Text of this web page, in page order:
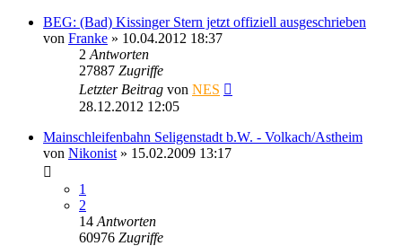
BEG: (Bad) Kissinger Stern jetzt offiziell ausgeschrieben
von Franke » 10.04.2012 18:37
2 Antworten
27887 Zugriffe
Letzter Beitrag von NES
28.12.2012 12:05
Mainschleifenbahn Seligenstadt b.W. - Volkach/Astheim
von Nikonist » 15.02.2009 13:17
1
2
14 Antworten
60976 Zugriffe